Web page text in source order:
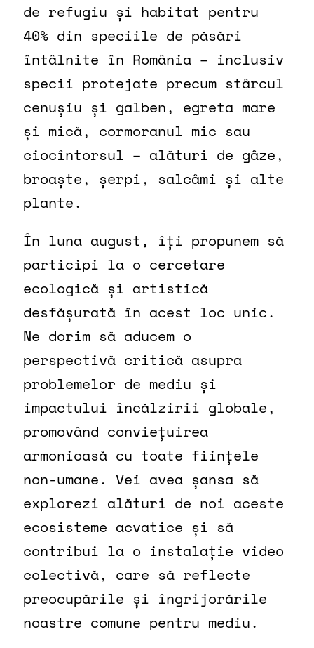
de refugiu și habitat pentru
40% din speciile de păsări
întâlnite în România – inclusiv
specii protejate precum stârcul
cenușiu și galben, egreta mare
și mică, cormoranul mic sau
ciocîntorsul – alături de gâze,
broaște, șerpi, salcâmi și alte
plante.
În luna august, îți propunem să
participi la o cercetare
ecologică și artistică
desfășurată în acest loc unic.
Ne dorim să aducem o
perspectivă critică asupra
problemelor de mediu și
impactului încălzirii globale,
promovând conviețuirea
armonioasă cu toate ființele
non-umane. Vei avea șansa să
explorezi alături de noi aceste
ecosisteme acvatice și să
contribui la o instalație video
colectivă, care să reflecte
preocupările și îngrijorările
noastre comune pentru mediu.